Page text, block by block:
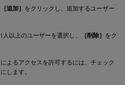
［追加］ をクリックし、追加するユーザー
以上のユーザーを選択し、 ［削除］ をク
よるアクセスを許可するには、チェック
します。